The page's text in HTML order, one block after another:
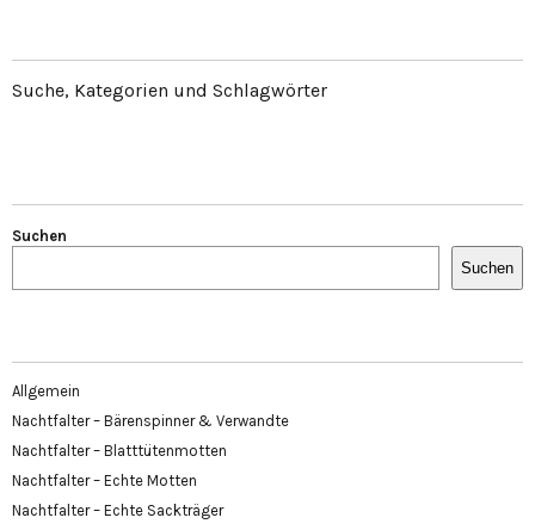
Suche, Kategorien und Schlagwörter
Suchen
Suchen
Allgemein
Nachtfalter – Bärenspinner & Verwandte
Nachtfalter – Blatttütenmotten
Nachtfalter – Echte Motten
Nachtfalter – Echte Sackträger